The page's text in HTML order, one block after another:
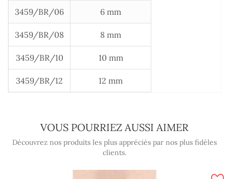
3459/BR/06 6 mm
3459/BR/08 8 mm
3459/BR/10 10 mm
3459/BR/12 12 mm
VOUS POURRIEZ AUSSI AIMER
Découvrez nos produits les plus appréciés par nos plus fidèles
clients.